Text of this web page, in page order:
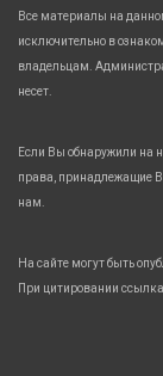
Все материалы на
исключительно в
владельцам.
несет.
Если Вы обнаружили на
права, принадлежащие
нам.
На сайте могут быть
При цитировании